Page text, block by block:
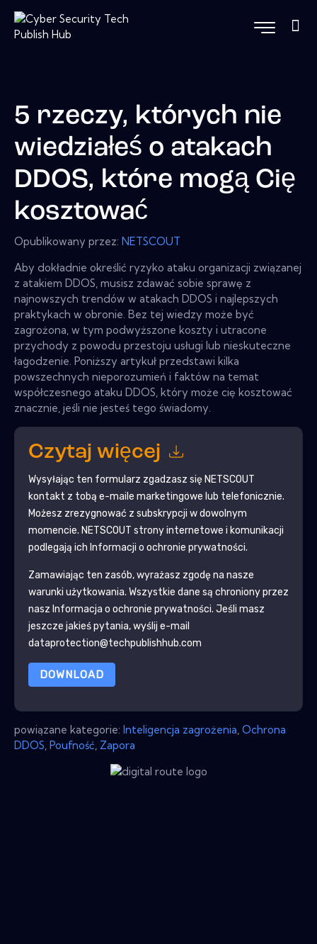
5 rzeczy, których nie
wiedziałeś o atakach
DDOS, które mogą Cię
kosztować
Opublikowany przez: NETSCOUT
Aby dokładnie określić ryzyko ataku organizacji związanej
z atakiem DDOS, musisz zdawać sobie sprawę z
najnowszych trendów w atakach DDOS i najlepszych
praktykach w obronie. Bez tej wiedzy może być
zagrożona, w tym podwyższone koszty i utracone
przychody z powodu przestoju usługi lub nieskuteczne
łagodzenie. Poniższy artykuł przedstawi kilka
powszechnych nieporozumień i faktów na temat
współczesnego ataku DDOS, który może cię kosztować
znacznie, jeśli nie jesteś tego świadomy.
Czytaj więcej
Wysyłając ten formularz zgadzasz się NETSCOUT
kontakt z tobą e-maile marketingowe lub telefonicznie.
Możesz zrezygnować z subskrypcji w dowolnym
momencie. NETSCOUT strony internetowe i komunikacji
podlegają ich Informacji o ochronie prywatności.
Zamawiając ten zasób, wyrażasz zgodę na nasze
warunki użytkowania. Wszystkie dane są chroniony przez
nasz Informacja o ochronie prywatności. Jeśli masz
jeszcze jakieś pytania, wyślij e-mail
dataprotection@techpublishhub.com
DOWNLOAD
powiązane kategorie: Inteligencja zagrożenia Ochrona
DDOS Poufność Zapora